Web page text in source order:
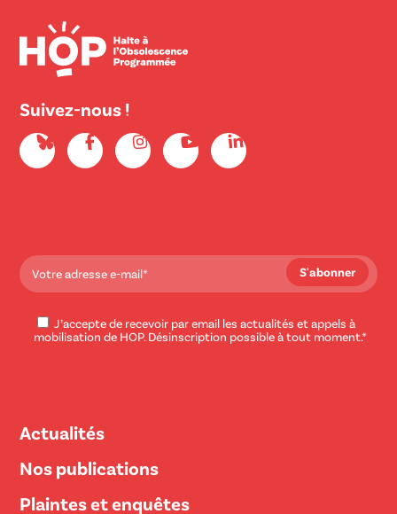
Suivez-nous !
J’accepte de recevoir par email les actualités et appels à
mobilisation de HOP. Désinscription possible à tout moment.*
Actualités
Nos publications
Plaintes et enquêtes